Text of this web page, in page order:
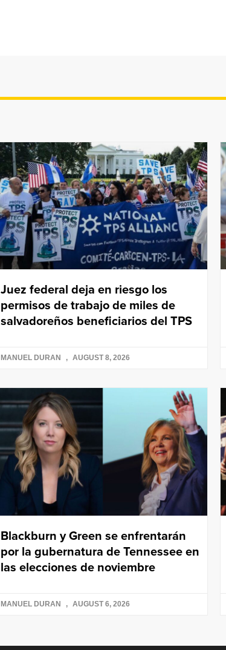
Juez federal deja en riesgo los
permisos de trabajo de miles de
salvadoreños beneficiarios del TPS
MANUEL DURAN AUGUST 8, 2026
Blackburn y Green se enfrentarán
por la gubernatura de Tennessee en
las elecciones de noviembre
MANUEL DURAN AUGUST 6, 2026